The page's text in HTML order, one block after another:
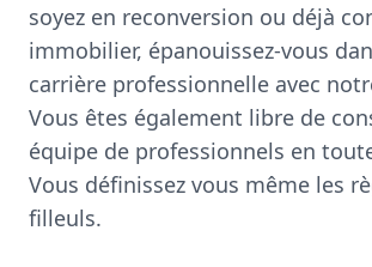
soyez en reconversion ou déjà
immobilier, épanouissez-vous
carrière professionnelle avec
Vous êtes également libre de
équipe de professionnels en
Vous définissez vous même les
filleuls.